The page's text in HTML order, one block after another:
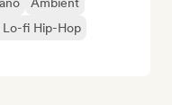
fi Hip-Hop